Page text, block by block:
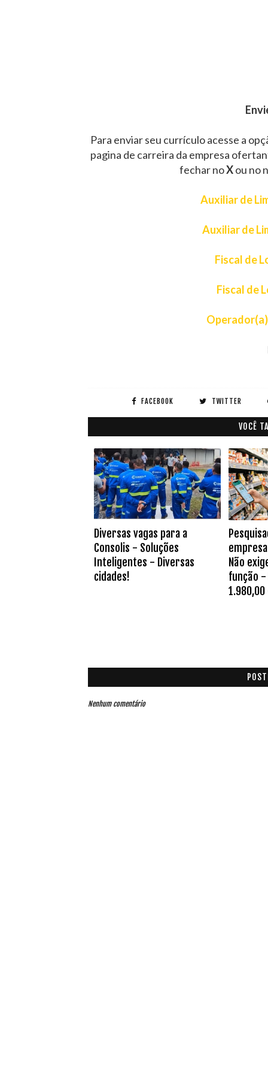
Para enviar seu currículo acesse a
pagina de carreira da empresa
fechar noXou no
Auxiliar de
Auxiliar de
Fiscal de
Fiscal de
FACEBOOK TWITTER
VOCÊ
Diversas vagas para a
Consolis - Soluções
Inteligentes - Diversas
cidades!
Não
função -
1.980,00
Nenhum comentário